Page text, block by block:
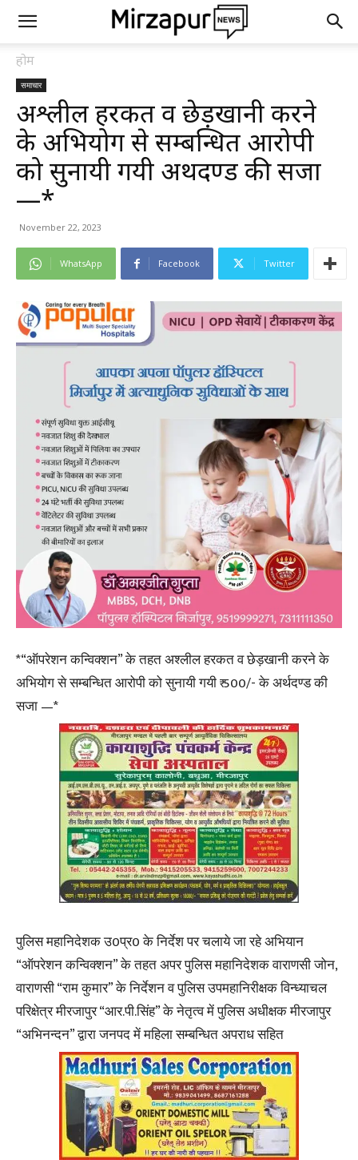
होम
समाचार
अश्लील हरकत व छेड़खानी करने
के अभियोग से सम्बन्धित आरोपी
को सुनायी गयी अर्थदण्ड की सजा
—*
November 22, 2023
WhatsApp Facebook Twitter
*“ऑपरेशन कन्विक्शन” के तहत अश्लील हरकत व छेड़खानी करने के
अभियोग से सम्बन्धित आरोपी को सुनायी गयी ₹ 500/- के अर्थदण्ड की
सजा —*
पुलिस महानिदेशक उ0प्र0 के निर्देश पर चलाये जा रहे अभियान
“ऑपरेशन कन्विक्शन” के तहत अपर पुलिस महानिदेशक वाराणसी जोन,
वाराणसी “राम कुमार” के निर्देशन व पुलिस उपमहानिरीक्षक विन्ध्याचल
परिक्षेत्र मीरजापुर “आर.पी.सिंह” के नेतृत्व में पुलिस अधीक्षक मीरजापुर
“अभिनन्दन” द्वारा जनपद में महिला सम्बन्धित अपराध सहित